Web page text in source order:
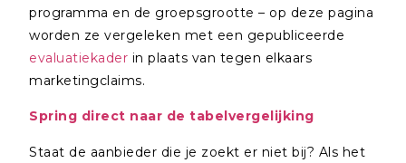
programma en de groepsgrootte – op deze pagina
worden ze vergeleken met een gepubliceerde
evaluatiekader in plaats van tegen elkaars
marketingclaims.
Spring direct naar de tabelvergelijking
Staat de aanbieder die je zoekt er niet bij? Als het